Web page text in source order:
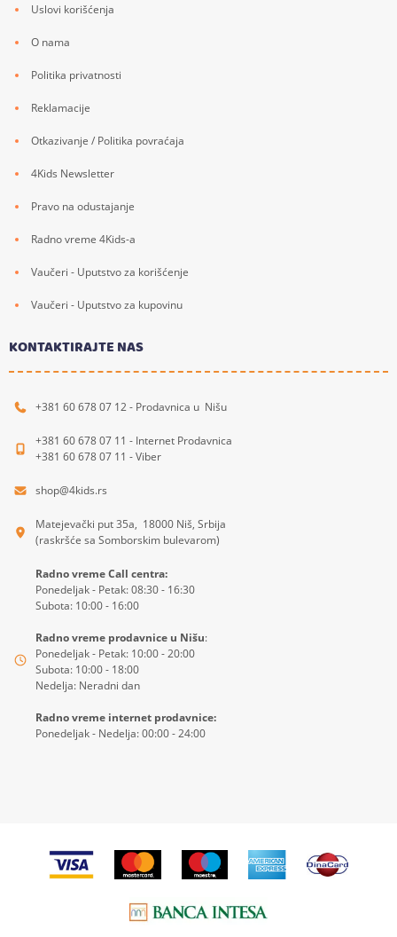
Uslovi korišćenja
O nama
Politika privatnosti
Reklamacije
Otkazivanje / Politika povraćaja
4Kids Newsletter
Pravo na odustajanje
Radno vreme 4Kids-a
Vaučeri - Uputstvo za korišćenje
Vaučeri - Uputstvo za kupovinu
KONTAKTIRAJTE NAS
+381 60 678 07 12 - Prodavnica u Nišu
+381 60 678 07 11 - Internet Prodavnica
+381 60 678 07 11 - Viber
shop@4kids.rs
Matejevački put 35a, 18000 Niš, Srbija
(raskršće sa Somborskim bulevarom)
Radno vreme Call centra:
Ponedeljak - Petak: 08:30 - 16:30
Subota: 10:00 - 16:00
Radno vreme prodavnice u Nišu:
Ponedeljak - Petak: 10:00 - 20:00
Subota: 10:00 - 18:00
Nedelja: Neradni dan
Radno vreme internet prodavnice:
Ponedeljak - Nedelja: 00:00 - 24:00